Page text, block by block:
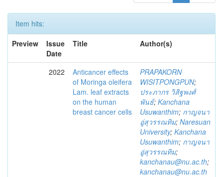
Item hits:
Preview
Issue
Date
Title Author(s)
2022
Anticancer effects
of Moringa oleifera
Lam. leaf extracts
on the human
breast cancer cells
PRAPAKORN
WISITPONGPUN;
ประภากร วิสิฐพงศ์
พันธ์; Kanchana
Usuwanthim; กาญจนา
อู่สุวรรณทิม; Naresuan
University; Kanchana
Usuwanthim; กาญจนา
อู่สุวรรณทิม;
kanchanau@nu.ac.th;
kanchanau@nu.ac.th